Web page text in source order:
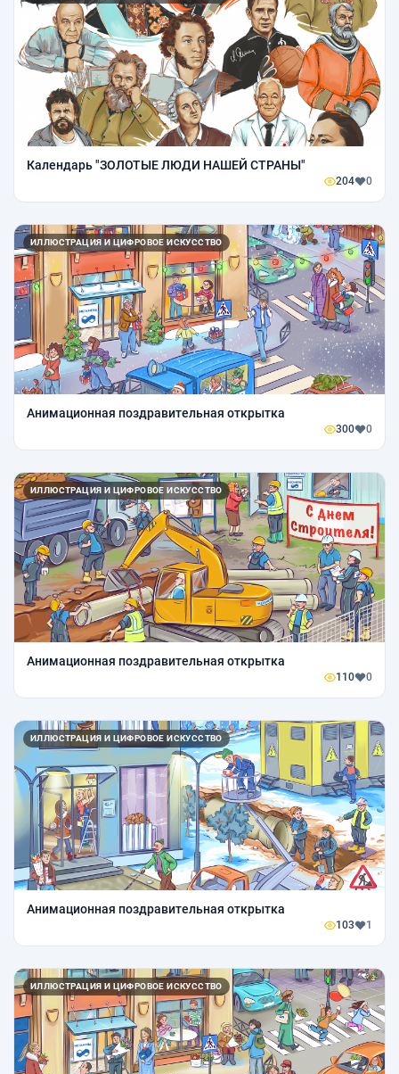
Календарь "ЗОЛОТЫЕ ЛЮДИ НАШЕЙ СТРАНЫ"
204 0
ИЛЛЮСТРАЦИЯ И ЦИФРОВОЕ ИСКУССТВО
Анимационная поздравительная открытка
300 0
ИЛЛЮСТРАЦИЯ И ЦИФРОВОЕ ИСКУССТВО
Анимационная поздравительная открытка
110 0
ИЛЛЮСТРАЦИЯ И ЦИФРОВОЕ ИСКУССТВО
Анимационная поздравительная открытка
103 1
ИЛЛЮСТРАЦИЯ И ЦИФРОВОЕ ИСКУССТВО